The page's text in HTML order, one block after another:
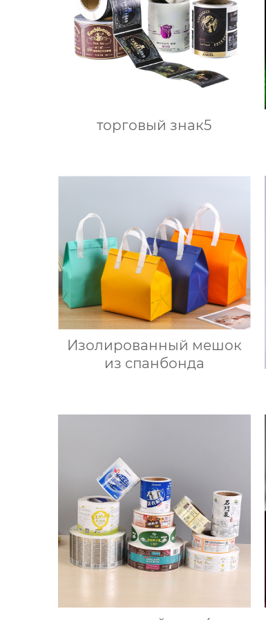
торговый знак5
Изолированный мешок
из спанбонда